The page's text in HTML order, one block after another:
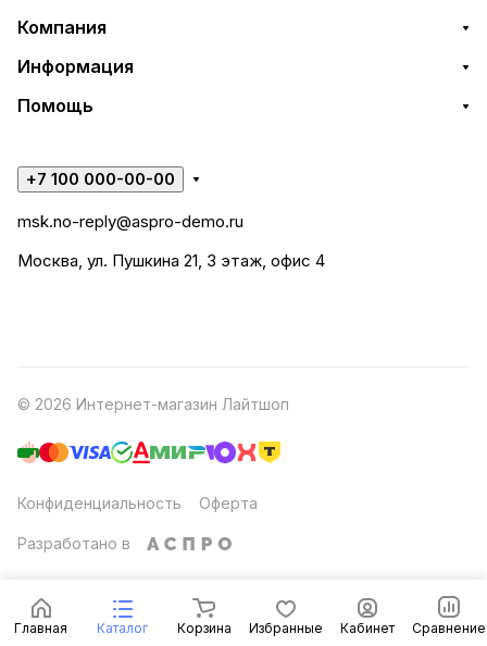
Главная Каталог Корзина Избранные Кабинет Сравнение
Компания
Информация
Помощь
+7 100 000-00-00
msk.no-reply@aspro-demo.ru
Москва, ул. Пушкина 21, 3 этаж, офис 4
© 2026 Интернет-магазин Лайтшоп
Конфиденциальность Оферта
Разработано в